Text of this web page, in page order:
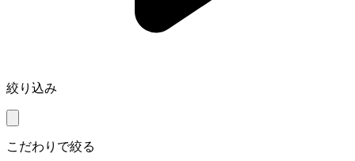
絞り込み
こだわりで絞る